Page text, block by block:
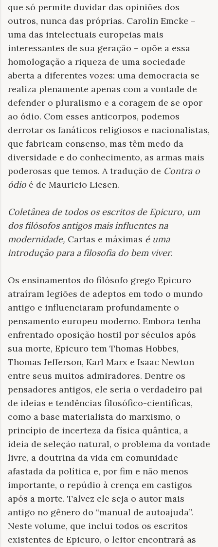
que só permite duvidar das opiniões dos
outros, nunca das próprias. Carolin Emcke –
uma das intelectuais europeias mais
interessantes de sua geração – opõe a essa
homologação a riqueza de uma sociedade
aberta a diferentes vozes: uma democracia se
realiza plenamente apenas com a vontade de
defender o pluralismo e a coragem de se opor
ao ódio. Com esses anticorpos, podemos
derrotar os fanáticos religiosos e nacionalistas,
que fabricam consenso, mas têm medo da
diversidade e do conhecimento, as armas mais
poderosas que temos. A tradução de Contra o
ódio é de Mauricio Liesen.
Coletânea de todos os escritos de Epicuro, um
dos filósofos antigos mais influentes na
modernidade, Cartas e máximas é uma
introdução para a filosofia do bem viver.
Os ensinamentos do filósofo grego Epicuro
atraíram legiões de adeptos em todo o mundo
antigo e influenciaram profundamente o
pensamento europeu moderno. Embora tenha
enfrentado oposição hostil por séculos após
sua morte, Epicuro tem Thomas Hobbes,
Thomas Jefferson, Karl Marx e Isaac Newton
entre seus muitos admiradores. Dentre os
pensadores antigos, ele seria o verdadeiro pai
de ideias e tendências filosófico-científicas,
como a base materialista do marxismo, o
princípio de incerteza da física quântica, a
ideia de seleção natural, o problema da vontade
livre, a doutrina da vida em comunidade
afastada da política e, por fim e não menos
importante, o repúdio à crença em castigos
após a morte. Talvez ele seja o autor mais
antigo no gênero do “manual de autoajuda”.
Neste volume, que inclui todos os escritos
existentes de Epicuro, o leitor encontrará as